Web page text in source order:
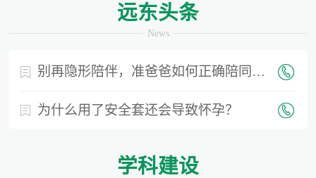
远东头条
News
别再隐形陪伴，准爸爸如何正确陪同产检？
为什么用了安全套还会导致怀孕？
学科建设